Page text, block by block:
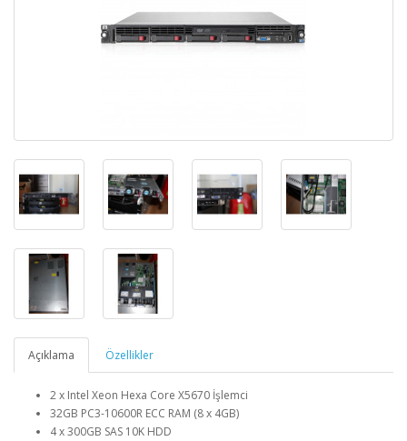
Açıklama Özellikler
2 x Intel Xeon Hexa Core X5670 İşlemci
32GB PC3-10600R ECC RAM (8 x 4GB)
4 x 300GB SAS 10K HDD